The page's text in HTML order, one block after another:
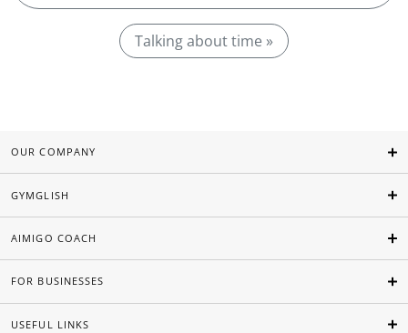
Talking about time »
OUR COMPANY
GYMGLISH
AIMIGO COACH
FOR BUSINESSES
USEFUL LINKS